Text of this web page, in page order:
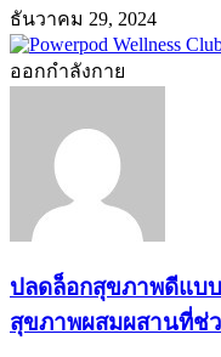
ธันวาคม 29, 2024
ออกกำลังกาย
ปลดล็อกสุขภาพดีแบ
สุขภาพผสมผสานที่ช่